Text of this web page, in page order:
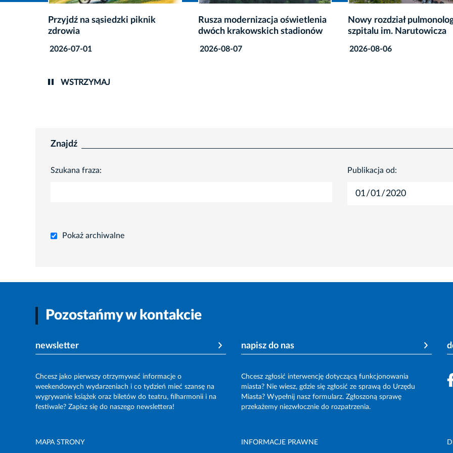
Rusza modernizacja oświetlenia
dwóch krakowskich stadionów
2026-08-07
Nowy rozdział pulmonologii w
szpitalu im. Narutowicza
2026-08-06
19. PGE Bieg Trzech
wystartowały zapisy
2026-08-06
WSTRZYMAJ
Znajdź
Szukana fraza: Publikacja od:
Pokaż archiwalne
Pozostańmy w kontakcie
newsletter
Chcesz jako pierwszy otrzymywać informacje o
weekendowych wydarzeniach i co tydzień mieć szansę na
wygrywanie książek oraz biletów do teatru, filharmonii i na
festiwale? Zapisz się do naszego newslettera!
napisz do nas
Chcesz zgłosić interwencję dotyczącą funkcjonowania
miasta? Nie wiesz, gdzie się zgłosić ze sprawą do Urzędu
Miasta? Wypełnij nasz formularz. Zgłoszoną sprawę
przekażemy niezwłocznie do rozpatrzenia.
MAPA STRONY INFORMACJE PRAWNE